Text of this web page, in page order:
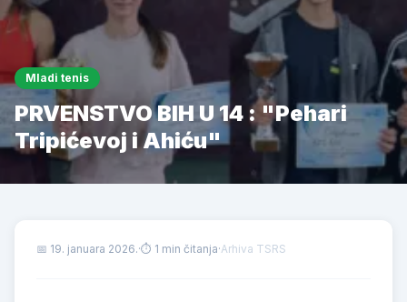
Mladi tenis
PRVENSTVO BIH U 14 : "Pehari
Tripićevoj i Ahiću"
📅 19. januara 2026.·⏱ 1 min čitanja·Arhiva TSRS